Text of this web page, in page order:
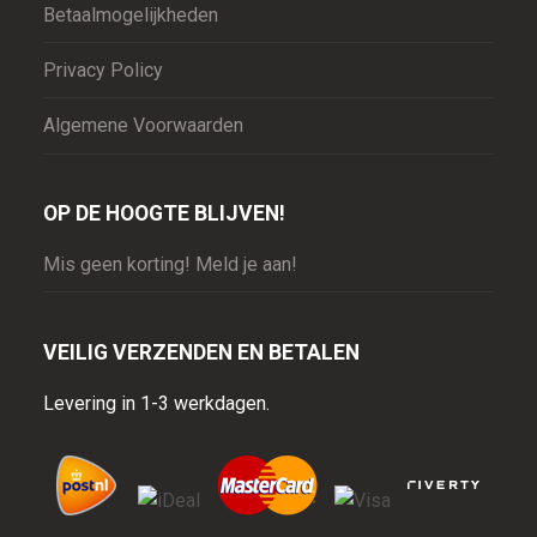
Betaalmogelijkheden
Privacy Policy
Algemene Voorwaarden
OP DE HOOGTE BLIJVEN!
Mis geen korting! Meld je aan!
VEILIG VERZENDEN EN BETALEN
Levering in 1-3 werkdagen.